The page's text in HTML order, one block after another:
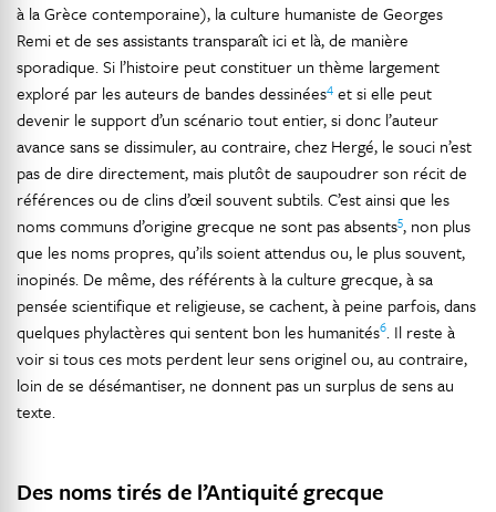
à la Grèce contemporaine), la culture humaniste de Georges
Remi et de ses assistants transparaît ici et là, de manière
sporadique. Si l’histoire peut constituer un thème largement
exploré par les auteurs de bandes dessinées4 et si elle peut
devenir le support d’un scénario tout entier, si donc l’auteur
avance sans se dissimuler, au contraire, chez Hergé, le souci n’est
pas de dire directement, mais plutôt de saupoudrer son récit de
références ou de clins d’œil souvent subtils. C’est ainsi que les
noms communs d’origine grecque ne sont pas absents5, non plus
que les noms propres, qu’ils soient attendus ou, le plus souvent,
inopinés. De même, des référents à la culture grecque, à sa
pensée scientifique et religieuse, se cachent, à peine parfois, dans
quelques phylactères qui sentent bon les humanités6. Il reste à
voir si tous ces mots perdent leur sens originel ou, au contraire,
loin de se désémantiser, ne donnent pas un surplus de sens au
texte.
Des noms tirés de l’Antiquité grecque